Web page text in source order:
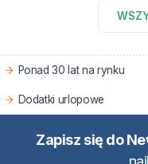
Ponad 30 lat na rynku
Dodatki urlopowe
Zapisz się do